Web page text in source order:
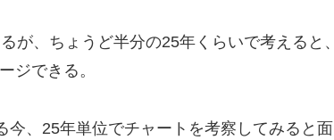
が、ちょうど半分の25年くらいで考えると、
ジできる。
、25年単位でチャートを考察してみると面